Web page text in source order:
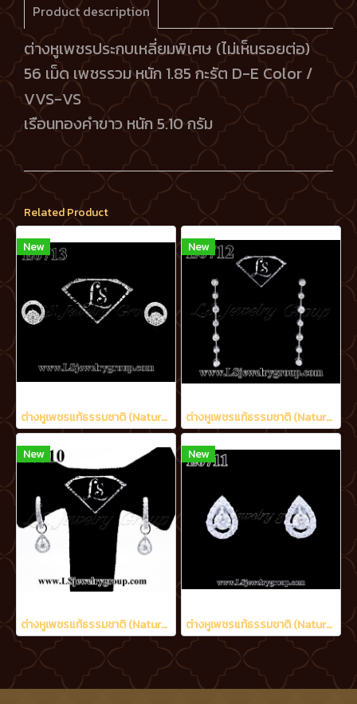
Product description
ต่างหูเพชรประกบเหลี่ยมพิเศษ (ไม่เห็นรอยต่อ)
56 เม็ด เพชรรวม หนัก 1.85 กะรัต D-E Color /
VVS-VS
เรือนทองคำขาว หนัก 5.10 กรัม
Related Product
New
ต่างหูเพชรแท้ธรรมชาติ (Natural Diamonds) 0.48 Ct.
New
ต่างหูเพชรแท้ธรรมชาติ (Natural Diamonds) 1.20 Ct.
New
ต่างหูเพชรแท้ธรรมชาติ (Natural Diamonds) 0.90 Ct.
New
ต่างหูเพชรแท้ธรรมชาติ (Natural Diamonds) 0.60 Ct.